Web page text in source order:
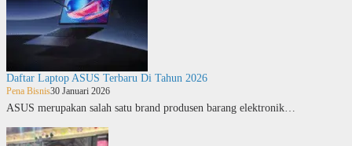
Daftar Laptop ASUS Terbaru Di Tahun 2026
Pena Bisnis30 Januari 2026
ASUS merupakan salah satu brand produsen barang elektronik…